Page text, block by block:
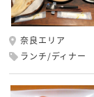
奈良エリア
ランチ/ディナー